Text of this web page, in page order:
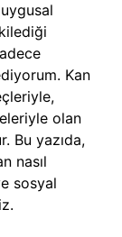
Kan
olan
Bu yazıda,
nasıl
sosyal